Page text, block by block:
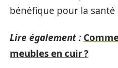
bénéfique pour la
Lire également :
meubles en cuir ?